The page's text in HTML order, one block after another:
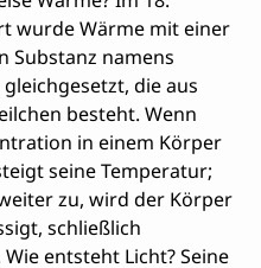
wurde Wärme mit einer
Substanz namens
die aus
besteht. Wenn
in einem Körper
seine Temperatur;
zu, wird der Körper
schließlich
entsteht Licht? Seine